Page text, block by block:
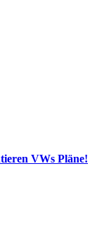
VWs Pläne!